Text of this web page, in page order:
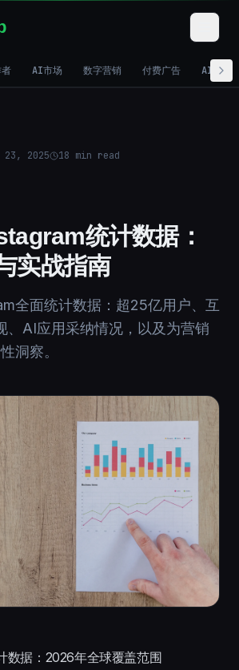
AI市场 数字营销 付费广告 AI视频
23, 2025 18 min read
统计数据：
实战指南
全面统计数据：超25亿用户、互
、AI应用采纳情况，以及为营销
洞察。
数据：2026年全球覆盖范围